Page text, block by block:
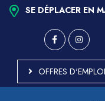
SE DÉPLACER EN
OFFRES D'EMPLOI